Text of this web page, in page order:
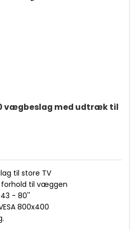
vægbeslag med udtræk til
til store TV
forhold til væggen
- 80''
800x400